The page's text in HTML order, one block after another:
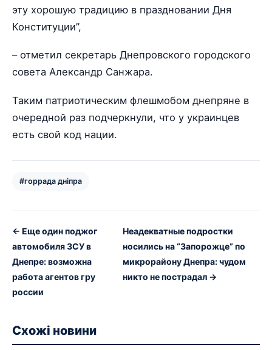
эту хорошую традицию в праздновании Дня
Конституции”,
– отметил секретарь Днепровского городского
совета Александр Санжара.
Таким патриотическим флешмобом днепряне в
очередной раз подчеркнули, что у украинцев
есть свой код нации.
#горрада дніпра
← Еще один поджог
автомобиля ЗСУ в
Днепре: возможна
работа агентов гру
россии
Неадекватные подростки
носились на “Запорожце” по
микрорайону Днепра: чудом
никто не пострадал →
Схожі новини